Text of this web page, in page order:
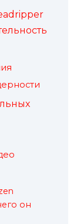
он